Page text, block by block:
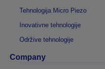
Tehnologija Micro Piezo
Inovativne tehnologije
Održive tehnologije
Company